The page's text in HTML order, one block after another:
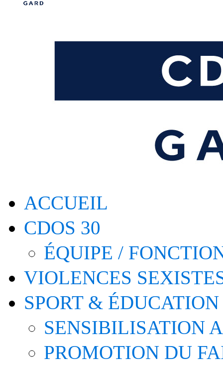
ACCUEIL
CDOS 30
ÉQUIPE /
VIOLENCES
SPORT &
SENSIBILISATION
PROMOTION DU